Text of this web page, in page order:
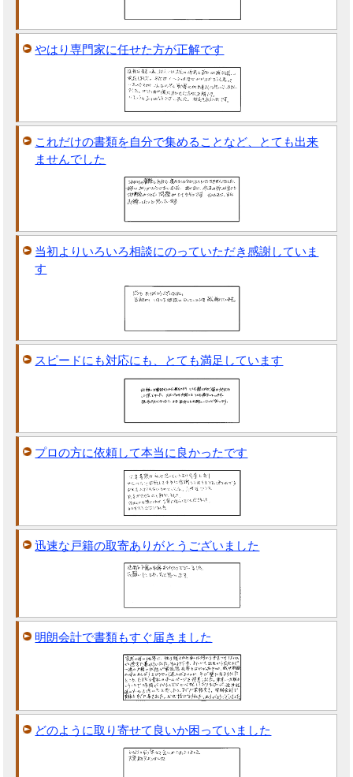
やはり専門家に任せた方が正解です
これだけの書類を自分で集めることなど、とても出来
ませんでした
当初よりいろいろ相談にのっていただき感謝していま
す
スピードにも対応にも、とても満足しています
プロの方に依頼して本当に良かったです
迅速な戸籍の取寄ありがとうございました
明朗会計で書類もすぐ届きました
どのように取り寄せて良いか困っていました